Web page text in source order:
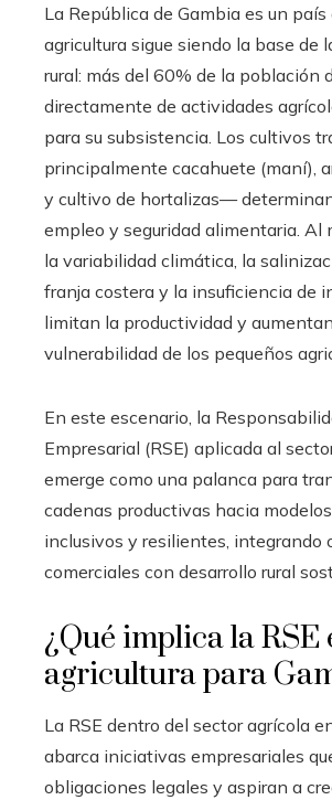
La República de Gambia es un
agricultura sigue siendo la base de
rural: más del 60% de la población
directamente de actividades
para su subsistencia. Los cultivos
principalmente cacahuete (maní),
y cultivo de hortalizas—
empleo y seguridad alimentaria. Al
la variabilidad climática, la
franja costera y la insuficiencia de
limitan la productividad y
vulnerabilidad de los pequeños
En este escenario, la
Empresarial (RSE) aplicada al
emerge como una palanca para
cadenas productivas hacia modelos
inclusivos y resilientes, integrando
comerciales con desarrollo rural
¿Qué implica la RSE
agricultura para
La RSE dentro del sector agrícola
abarca iniciativas empresariales
obligaciones legales y aspiran a